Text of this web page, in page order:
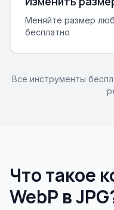
Меняйте размер
бесплатно
Все инструменты
Что такое
WebP в